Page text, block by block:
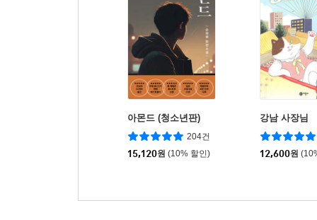
아몬드 (청소년판)
204건
15,120원 (10% 할인)
강남 사장님
12,600원